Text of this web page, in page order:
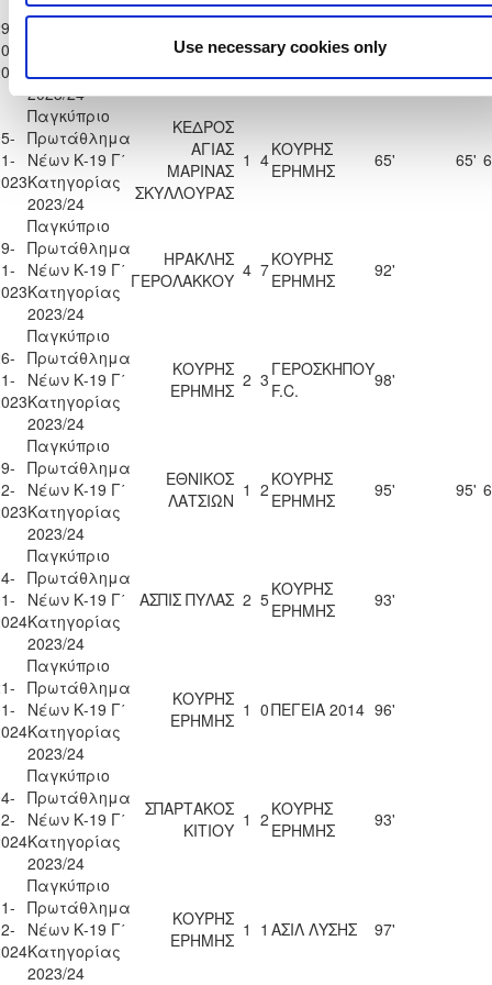
Use necessary cookies only
Παγκύπριο
Κατηγορίας
2023/24
ΚΟΥΡΗΣ
ΕΡΗΜΗΣ 0 0 OLIMPIAS
LIMPION
96'
Παγκύπριο
Πρωτάθλημα
Νέων Κ-19 Γ΄
Κατηγορίας
2023/24
ΚΕΔΡΟΣ
ΑΓΙΑΣ
ΜΑΡΙΝΑΣ
ΣΚΥΛΛΟΥΡΑΣ
1 4ΚΟΥΡΗΣ
ΕΡΗΜΗΣ
65' 65'
Παγκύπριο
Πρωτάθλημα
Νέων Κ-19 Γ΄
Κατηγορίας
2023/24
ΗΡΑΚΛΗΣ
ΓΕΡΟΛΑΚΚΟΥ 4 7ΚΟΥΡΗΣ
ΕΡΗΜΗΣ
92'
Παγκύπριο
Πρωτάθλημα
Νέων Κ-19 Γ΄
Κατηγορίας
2023/24
ΚΟΥΡΗΣ
ΕΡΗΜΗΣ 2 3 ΓΕΡΟΣΚΗΠΟΥ
F.C.
98'
Παγκύπριο
Πρωτάθλημα
Νέων Κ-19 Γ΄
Κατηγορίας
2023/24
ΕΘΝΙΚΟΣ
ΛΑΤΣΙΩΝ 1 2 ΚΟΥΡΗΣ
ΕΡΗΜΗΣ
95' 95'
Παγκύπριο
Πρωτάθλημα
Νέων Κ-19 Γ΄
Κατηγορίας
2023/24
ΑΣΠΙΣ ΠΥΛΑΣ 2 5ΚΟΥΡΗΣ
ΕΡΗΜΗΣ
93'
Παγκύπριο
Πρωτάθλημα
Νέων Κ-19 Γ΄
Κατηγορίας
2023/24
ΚΟΥΡΗΣ
ΕΡΗΜΗΣ 1 0ΠΕΓΕΙΑ 2014 96'
Παγκύπριο
Πρωτάθλημα
Νέων Κ-19 Γ΄
Κατηγορίας
2023/24
ΣΠΑΡΤΑΚΟΣ
ΚΙΤΙΟΥ 1 2 ΚΟΥΡΗΣ
ΕΡΗΜΗΣ
93'
Παγκύπριο
Πρωτάθλημα
Νέων Κ-19 Γ΄
Κατηγορίας
2023/24
ΚΟΥΡΗΣ
ΕΡΗΜΗΣ 1 1 ΑΣΙΛ ΛΥΣΗΣ 97'